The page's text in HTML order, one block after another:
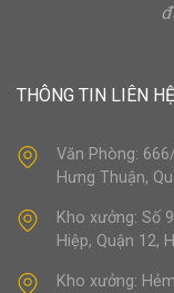
THÔNG TIN LIÊN HỆ
Văn Phòng:
Hưng Thuận,
Kho xưởng: Số
Hiệp, Quận 12,
Kho xưởng: